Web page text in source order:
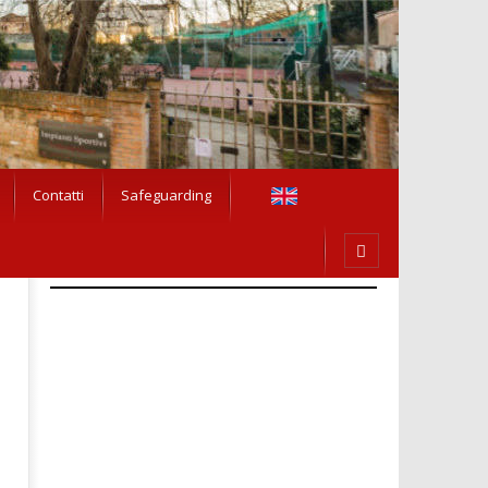
Contatti Safeguarding